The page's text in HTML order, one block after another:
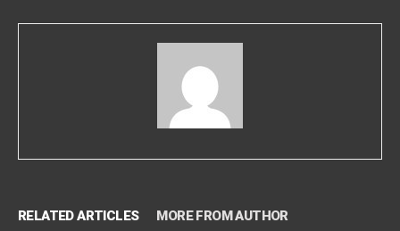
RELATED ARTICLES MORE FROM AUTHOR